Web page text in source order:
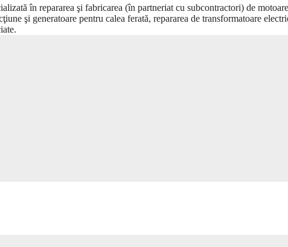
în repararea şi fabricarea (în partneriat cu subcontractori) de motoare
şi generatoare pentru calea ferată, repararea de transformatoare